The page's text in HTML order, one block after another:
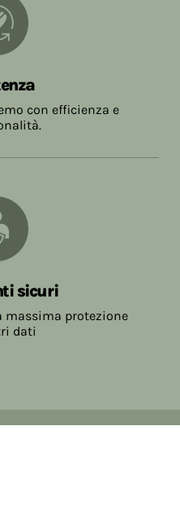
con efficienza e
sicuri
massima protezione
dati